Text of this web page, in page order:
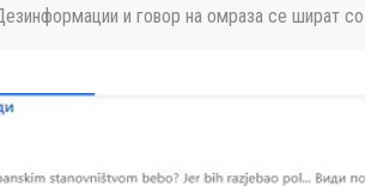
и говор на омраза се шират